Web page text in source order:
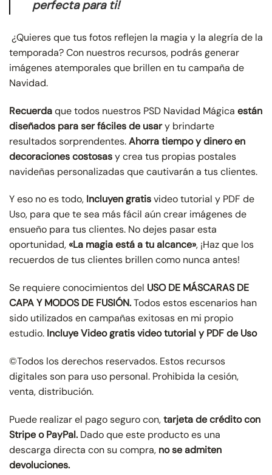
perfecta para ti!
¿Quieres que tus fotos reflejen la magia y la alegría de la
temporada? Con nuestros recursos, podrás generar
imágenes atemporales que brillen en tu campaña de
Navidad.
Recuerdaque todos nuestros PSD Navidad Mágica están
diseñados para ser fáciles de usary brindarte
resultados sorprendentes.Ahorra tiempo y dinero en
decoraciones costosasy crea tus propias postales
navideñas personalizadas que cautivarán a tus clientes.
Y eso no es todo, Incluyen gratisvideo tutorial y PDF de
Uso, para que te sea más fácil aún crear imágenes de
ensueño para tus clientes. No dejes pasar esta
oportunidad,«La magia está a tu alcance», ¡Haz que los
recuerdos de tus clientes brillen como nunca antes!
Se requiere conocimientos del USO DE MÁSCARAS DE
CAPA Y MODOS DE FUSIÓN.Todos estos escenarios han
sido utilizados en campañas exitosas en mi propio
estudio. Incluye Video gratis video tutorial y PDF de Uso
©Todos los derechos reservados. Estos recursos
digitales son para uso personal. Prohibida la cesión,
venta, distribución.
Puede realizar el pago seguro con,tarjeta de crédito con
Stripeo PayPal. Dado que este producto es una
descarga directa con su compra, no se admiten
devoluciones.